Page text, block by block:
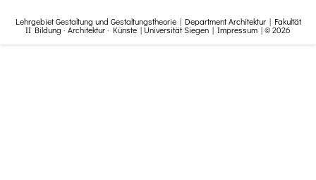
Lehrgebiet Gestaltung und Gestaltungstheorie | Department Architektur| Fakultät
II Bildung · Architektur · Künste |Universität Siegen | Impressum | © 2026